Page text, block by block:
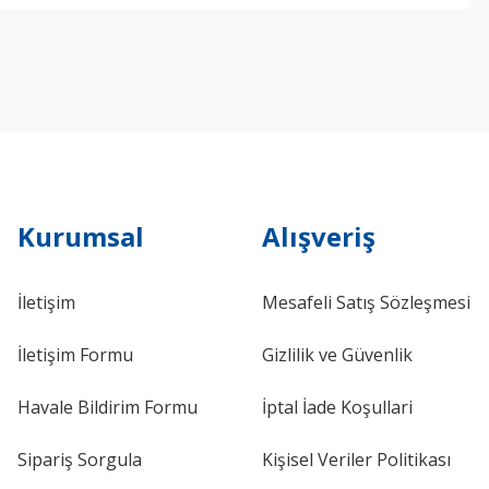
Kurumsal
İletişim
İletişim Formu
Havale Bildirim Formu
Sipariş Sorgula
Alışveriş
Mesafeli Satış Sözleşmesi
Gizlilik ve Güvenlik
İptal İade Koşullari
Kişisel Veriler Politikası